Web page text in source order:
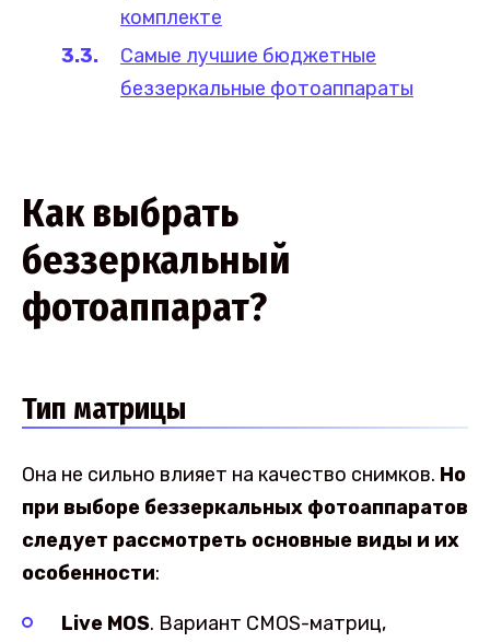
комплекте
Самые лучшие бюджетные
беззеркальные фотоаппараты
Как выбрать
беззеркальный
фотоаппарат?
Тип матрицы
Она не сильно влияет на качество снимков. Но
при выборе беззеркальных фотоаппаратов
следует рассмотреть основные виды и их
особенности:
Live MOS. Вариант CMOS-матриц,